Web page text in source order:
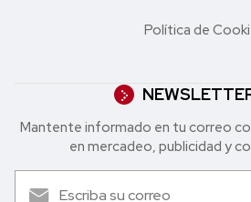
Política de
Mantente informado en tu correo
en mercadeo, publicidad y